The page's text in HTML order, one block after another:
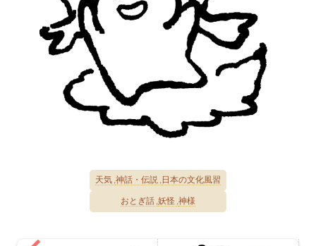
天気 神話・伝説 日本の文化風習
おとぎ話 妖怪 神様